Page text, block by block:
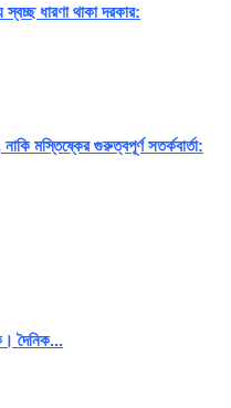
ধারণা থাকা দরকার:
মস্তিষ্কের গুরুত্বপূর্ণ সতর্কবার্তা:
দৈনিক...